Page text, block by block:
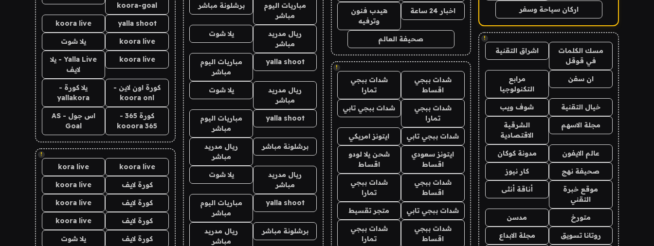
اركان سياحة وسفر
!
مسك الكلمات
في قوقل
اشراق التقنية
ان سفن
مرابع
التكنولوجيا
خيال التقنية شوف ويب
مجلة الاسهم
الشرقية
الاقتصادية
عالم الايفون مدونة كوكان
صحيفة نهج كار نيوز
موقع خبرة
التقني
أناقة أنثى
متورخ مدسن
روتانا تسويق مجلة الابداع
اخبار 24 ساعة
هيدب فنون
وترفيه
صحيفة العالم
!
شدات ببجي
اقساط
شدات ببجي
تمارا
شدات ببجي
تمارا
شدات ببجي تابي
شدات ببجي تابي ايتونز امريكي
ايتونز سعودي
اقساط
شحن يلا لودو
اقساط
شدات ببجي
اقساط
شدات ببجي
تمارا
شدات ببجي تابي متجر تقسيط
شدات ببجي
اقساط
شدات ببجي
تمارا
مباريات اليوم
مباشر
برشلونة مباشر
ريال مدريد
مباشر
يلا شوت
yalla shoot
مباريات اليوم
مباشر
ريال مدريد
مباشر
يلا شوت
yalla shoot
مباريات اليوم
مباشر
برشلونة مباشر
ريال مدريد
مباشر
ريال مدريد
مباشر
يلا شوت
yalla shoot
مباريات اليوم
مباشر
برشلونة مباشر
ريال مدريد
مباشر
koora-goal
yalla shoot
koora live
koora live يلا شوت
koora live
Yalla Live - يلا
لايف
كورة اون لاين -
koora onl
يلا كورة -
yallakora
كورة 365 -
kooora 365
اس جول - AS
Goal
!
koora live
kora live
كورة لايف koora live
كورة لايف koora live
كورة لايف koora live
كورة لايف يلا شوت